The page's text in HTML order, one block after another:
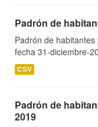
Padrón de
Padrón de
fecha 31-diciembre-
CSV
Padrón de
2019